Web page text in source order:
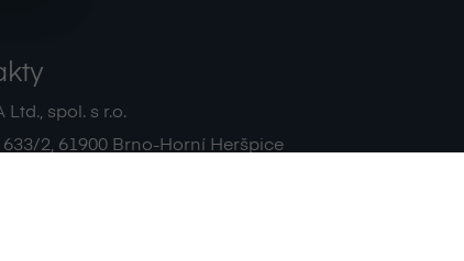
Ltd., spol. s r.o.
633/2, 61900 Brno-Horní Heršpice